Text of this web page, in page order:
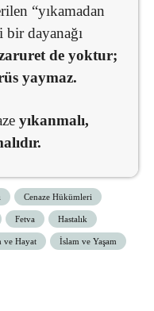
“yıkamadan
bir dayanağı
de yoktur;
yaymaz.
yıkanmalı,
Cenaze Hükümleri
Fetva Hastalık
ve Hayat İslam ve Yaşam